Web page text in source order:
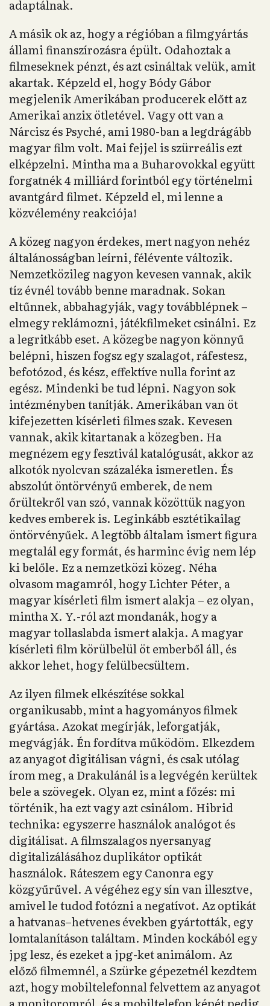
adaptálnak.
A másik ok az, hogy a régióban a filmgyártás
állami finanszírozásra épült. Odahoztak a
filmeseknek pénzt, és azt csináltak velük, amit
akartak. Képzeld el, hogy Bódy Gábor
megjelenik Amerikában producerek előtt az
Amerikai anzix ötletével. Vagy ott van a
Nárcisz és Psyché, ami 1980-ban a legdrágább
magyar film volt. Mai fejjel is szürreális ezt
elképzelni. Mintha ma a Buharovokkal együtt
forgatnék 4 milliárd forintból egy történelmi
avantgárd filmet. Képzeld el, mi lenne a
közvélemény reakciója!
A közeg nagyon érdekes, mert nagyon nehéz
általánosságban leírni, félévente változik.
Nemzetközileg nagyon kevesen vannak, akik
tíz évnél tovább benne maradnak. Sokan
eltűnnek, abbahagyják, vagy továbblépnek –
elmegy reklámozni, játékfilmeket csinálni. Ez
a legritkább eset. A közegbe nagyon könnyű
belépni, hiszen fogsz egy szalagot, ráfestesz,
befotózod, és kész, effektíve nulla forint az
egész. Mindenki be tud lépni. Nagyon sok
intézményben tanítják. Amerikában van öt
kifejezetten kísérleti filmes szak. Kevesen
vannak, akik kitartanak a közegben. Ha
megnézem egy fesztivál katalógusát, akkor az
alkotók nyolcvan százaléka ismeretlen. És
abszolút öntörvényű emberek, de nem
őrültekről van szó, vannak közöttük nagyon
kedves emberek is. Leginkább esztétikailag
öntörvényűek. A legtöbb általam ismert figura
megtalál egy formát, és harminc évig nem lép
ki belőle. Ez a nemzetközi közeg. Néha
olvasom magamról, hogy Lichter Péter, a
magyar kísérleti film ismert alakja – ez olyan,
mintha X. Y.-ról azt mondanák, hogy a
magyar tollaslabda ismert alakja. A magyar
kísérleti film körülbelül öt emberből áll, és
akkor lehet, hogy felülbecsültem.
Az ilyen filmek elkészítése sokkal
organikusabb, mint a hagyományos filmek
gyártása. Azokat megírják, leforgatják,
megvágják. Én fordítva működöm. Elkezdem
az anyagot digitálisan vágni, és csak utólag
írom meg, a Drakulánál is a legvégén kerültek
bele a szövegek. Olyan ez, mint a főzés: mi
történik, ha ezt vagy azt csinálom. Hibrid
technika: egyszerre használok analógot és
digitálisat. A filmszalagos nyersanyag
digitalizálásához duplikátor optikát
használok. Ráteszem egy Canonra egy
közgyűrűvel. A végéhez egy sín van illesztve,
amivel le tudod fotózni a negatívot. Az optikát
a hatvanas–hetvenes években gyártották, egy
lomtalanításon találtam. Minden kockából egy
jpg lesz, és ezeket a jpg-ket animálom. Az
előző filmemnél, a Szürke gépezetnél kezdtem
azt, hogy mobiltelefonnal felvettem az anyagot